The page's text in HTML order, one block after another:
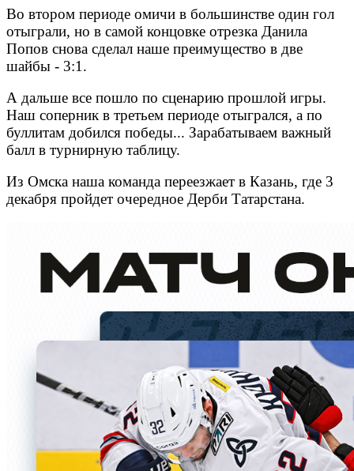
Во втором периоде омичи в большинстве один гол
отыграли, но в самой концовке отрезка Данила
Попов снова сделал наше преимущество в две
шайбы - 3:1.
А дальше все пошло по сценарию прошлой игры.
Наш соперник в третьем периоде отыгрался, а по
буллитам добился победы... Зарабатываем важный
балл в турнирную таблицу.
Из Омска наша команда переезжает в Казань, где 3
декабря пройдет очередное Дерби Татарстана.